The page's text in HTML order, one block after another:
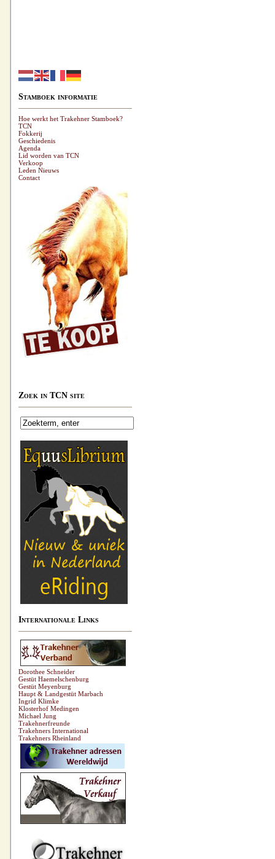
Stamboek informatie
Hoe werkt het Trakehner Stamboek?
TCN
Fokkerij
Geschiedenis
Agenda
Lid worden van TCN
Verkoop
Leden Nieuws
Contact
Zoek in TCN site
Internationale Links
Dorothee Schneider
Gestüt Haemelschenburg
Gestüt Meyenburg
Haupt & Landgestüt Marbach
Ingrid Klimke
Klosterhof Medingen
Michael Jung
Trakehnerfreunde
Trakehners International
Trakehners Rheinland